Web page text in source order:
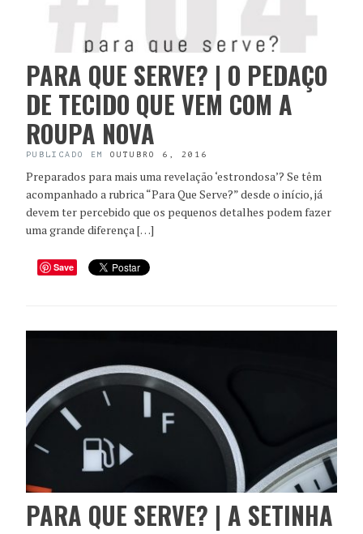
PARA QUE SERVE? | O PEDAÇO
DE TECIDO QUE VEM COM A
ROUPA NOVA
PUBLICADO EM OUTUBRO 6, 2016
Preparados para mais uma revelação ‘estrondosa’? Se têm
acompanhado a rubrica “Para Que Serve?” desde o início, já
devem ter percebido que os pequenos detalhes podem fazer
uma grande diferença […]
Save
PARA QUE SERVE? | A SETINHA